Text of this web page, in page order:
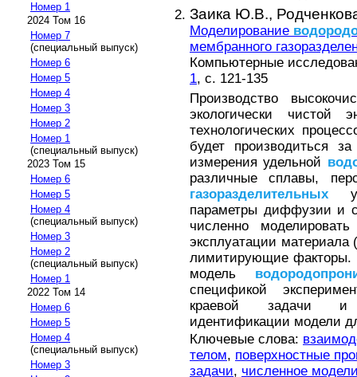
Номер 1
2024 Том 16
Номер 7
(специальный выпуск)
Номер 6
Номер 5
Номер 4
Номер 3
Номер 2
Номер 1
(специальный выпуск)
2023 Том 15
Номер 6
Номер 5
Номер 4
(специальный выпуск)
Номер 3
Номер 2
(специальный выпуск)
Номер 1
2022 Том 14
Номер 6
Номер 5
Номер 4
(специальный выпуск)
Номер 3
Заика Ю.В.,
Моделирование
мембранного
Компьютерные
1, с. 121-135
Производство
экологически чистой
технологических
будет производиться
измерения удельной
различные сплавы,
газоразделительных
параметры диффузии и
численно
эксплуатации материала
лимитирующие факторы.
модель
спецификой
краевой задачи и
идентификации модели
Ключевые слова:
телом, поверхностные
задачи, численное